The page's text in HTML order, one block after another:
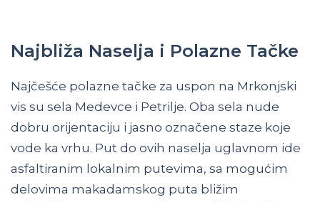
Najbliža Naselja i Polazne Tačke
Najčešće polazne tačke za uspon na Mrkonjski
vis su sela Medevce i Petrilje. Oba sela nude
dobru orijentaciju i jasno označene staze koje
vode ka vrhu. Put do ovih naselja uglavnom ide
asfaltiranim lokalnim putevima, sa mogućim
delovima makadamskog puta bližim